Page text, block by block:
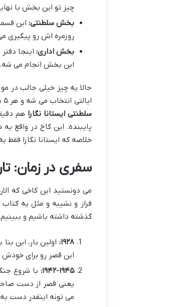
چیز تو این بخش با
بخش سلطنتی: این
روزمره اش رو پیگیری
بخش اداری: اینجا
این بخش انجام می شه.
ایالتی انتخاب می شه و هر ۵ سال یک بار، پادشاه جدیدی روی کار میاد. این سیستم واقعاً منحصربه فرد و دیدنیه.
سلطنتی ایستانا نگارا هم
پایبنده. این کاخ در واقع
خلاصه که ایستانا نگارا
سفری در زمان:
می دونستید این کاخی که
فراز و نشیبه و مثل یه
گذشته داشته باشیم و
۱۹۲۸: اولین بار، این
این قصر رو برای
۱۹۴۲-۱۹۴۵: با شروع
یعنی قصر از دست
می تونه اینقدر دست